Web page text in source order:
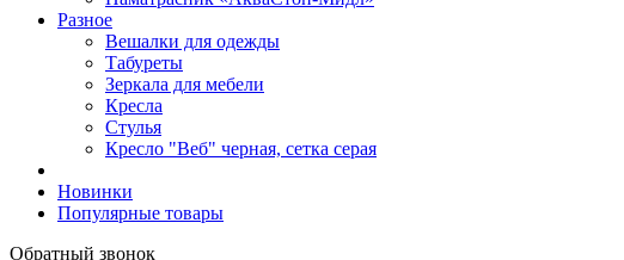
Разное
Вешалки для одежды
Табуреты
Зеркала для мебели
Кресла
Стулья
Кресло "Веб" черная, сетка серая
Новинки
Популярные товары
Обратный звонок